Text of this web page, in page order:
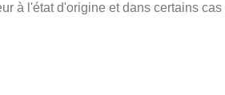
à l'état d'origine et dans certains